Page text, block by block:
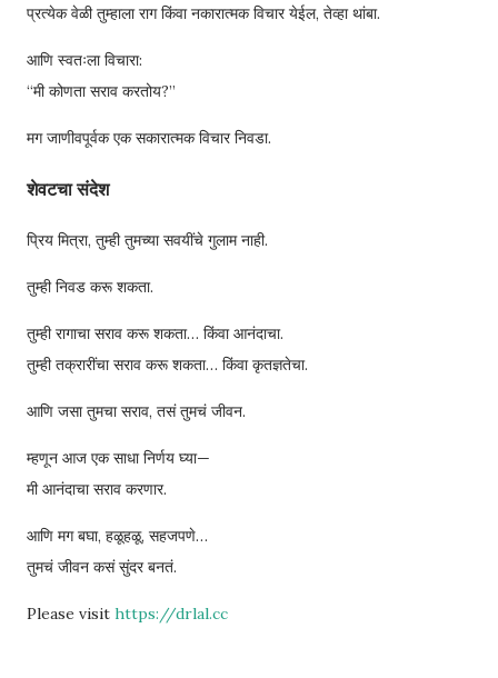
प्रत्येक वेळी तुम्हाला राग किंवा नकारात्मक विचार येईल, तेव्हा थांबा.
आणि स्वतःला विचारा:
“मी कोणता सराव करतोय?”
मग जाणीवपूर्वक एक सकारात्मक विचार निवडा.
शेवटचा संदेश
प्रिय मित्रा, तुम्ही तुमच्या सवयींचे गुलाम नाही.
तुम्ही निवड करू शकता.
तुम्ही रागाचा सराव करू शकता… किंवा आनंदाचा.
तुम्ही तक्रारींचा सराव करू शकता… किंवा कृतज्ञतेचा.
आणि जसा तुमचा सराव, तसं तुमचं जीवन.
म्हणून आज एक साधा निर्णय घ्या—
मी आनंदाचा सराव करणार.
आणि मग बघा, हळूहळू, सहजपणे…
तुमचं जीवन कसं सुंदर बनतं.
Please visit https://drlal.cc